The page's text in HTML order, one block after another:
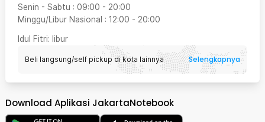
Senin - Sabtu : 09:00 - 20:00
Minggu/Libur Nasional : 12:00 - 20:00
Idul Fitri: libur
Beli langsung/self pickup di kota lainnya Selengkapnya
Download Aplikasi JakartaNotebook